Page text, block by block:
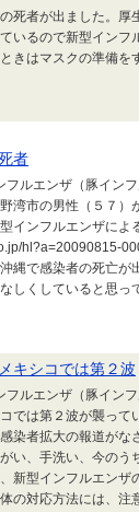
死者が出ました。
いるので新型インフ
きはマスクの準備
者
フルエンザ（豚イン
湾市の男性（５７
インフルエンザによ
hl?a=20090815-
縄で感染者の死亡
しくしていると思っ
キシコでは第２波
フルエンザ（豚イン
では第２波が襲っ
染者拡大の報道が
い、手洗い、今の
新型インフルエン
の対応方法には、注